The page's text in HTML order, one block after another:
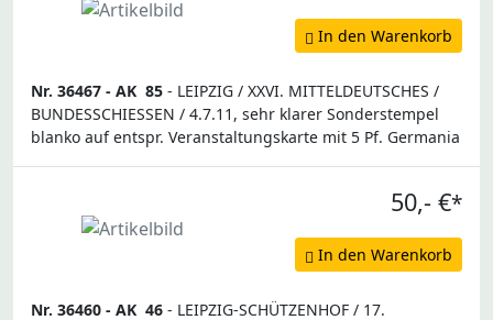
In den Warenkorb
Nr. 36467 - AK 85 - LEIPZIG / XXVI. MITTELDEUTSCHES /
BUNDESSCHIESSEN / 4.7.11, sehr klarer Sonderstempel
blanko auf entspr. Veranstaltungskarte mit 5 Pf. Germania
50,- €*
In den Warenkorb
Nr. 36460 - AK 46 - LEIPZIG-SCHÜTZENHOF / 17.